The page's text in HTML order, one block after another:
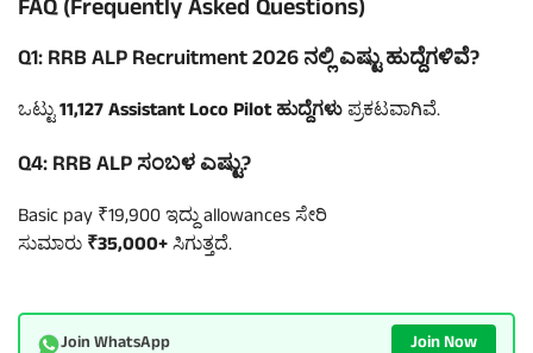
FAQ (Frequently Asked Questions)
Q1: RRB ALP Recruitment 2026 ನಲ್ಲಿ ಎಷ್ಟು ಹುದ್ದೆಗಳಿವೆ?
ಒಟ್ಟು11,127 Assistant Loco Pilot ಹುದ್ದೆಗಳುಪ್ರಕಟವಾಗಿವೆ.
Q4: RRB ALP ಸಂಬಳ ಎಷ್ಟು?
Basic pay ₹19,900 ಇದ್ದು allowances ಸೇರಿ
ಸುಮಾರು₹35,000+ಸಿಗುತ್ತದೆ.
Join WhatsApp Join Now